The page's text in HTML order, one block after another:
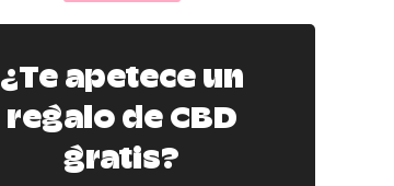
¿Te apetece un
regalo de CBD
gratis?